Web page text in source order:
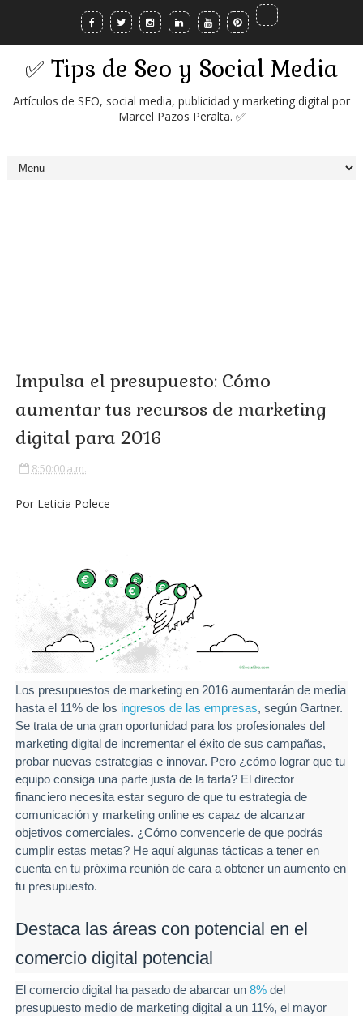
✅ Tips de Seo y Social Media
Artículos de SEO, social media, publicidad y marketing digital por
Marcel Pazos Peralta. ✅
Impulsa el presupuesto: Cómo
aumentar tus recursos de marketing
digital para 2016
8:50:00 a.m.
Por Leticia Polece
Los presupuestos de marketing en 2016 aumentarán de media
hasta el 11% de los ingresos de las empresas, según Gartner.
Se trata de una gran oportunidad para los profesionales del
marketing digital de incrementar el éxito de sus campañas,
probar nuevas estrategias e innovar. Pero ¿cómo lograr que tu
equipo consiga una parte justa de la tarta? El director
financiero necesita estar seguro de que tu estrategia de
comunicación y marketing online es capaz de alcanzar
objetivos comerciales. ¿Cómo convencerle de que podrás
cumplir estas metas? He aquí algunas tácticas a tener en
cuenta en tu próxima reunión de cara a obtener un aumento en
tu presupuesto.
Destaca las áreas con potencial en el
comercio digital potencial
El comercio digital ha pasado de abarcar un 8%del
presupuesto medio de marketing digital a un 11%, el mayor